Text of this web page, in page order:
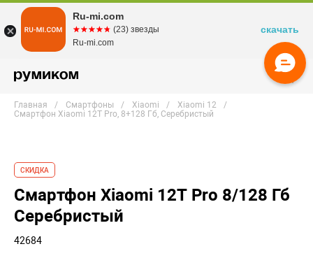
Главная Смартфоны Xiaomi
Xiaomi 12
Смартфон Xiaomi 12T Pro, 8+128 Гб, Серебристый
СКИДКА
Смартфон Xiaomi 12T Pro 8/128 Гб
Серебристый
42684
Ru-mi.com
☆☆☆☆☆
★★★★★ (23) звезды
Ru-mi.com
скачать